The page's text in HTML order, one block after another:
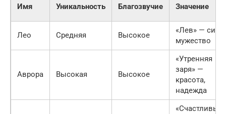
Имя Уникальность Благозвучие Значение
Лео Средняя Высокое
«Лев» — сила,
мужество
Аврора Высокая Высокое
«Утренняя
заря» —
красота,
надежда